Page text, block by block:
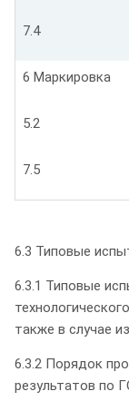
7.4
6 Маркировка
5.2
7.5
6.3 Типовые
6.3.1 Типовые
также в случае
6.3.2 Порядок
результатов по